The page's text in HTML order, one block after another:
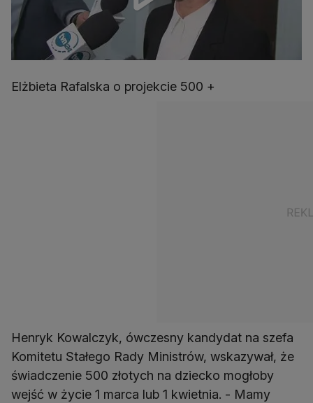
Elżbieta Rafalska o projekcie 500 +
Henryk Kowalczyk, ówczesny kandydat na szefa
Komitetu Stałego Rady Ministrów, wskazywał, że
świadczenie 500 złotych na dziecko mogłoby
wejść w życie 1 marca lub 1 kwietnia. - Mamy